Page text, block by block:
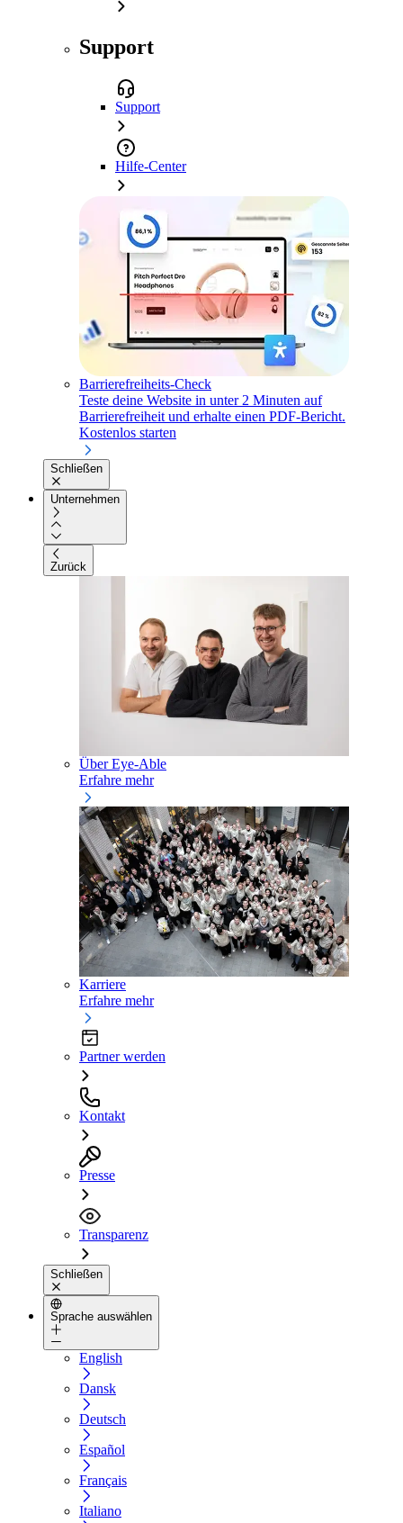
Support
Support
Hilfe-Center
Barrierefreiheits-Check
Teste deine Website in unter 2 Minuten auf
Barrierefreiheit und erhalte einen PDF-Bericht.
Kostenlos starten
Schließen
Unternehmen
Zurück
Über Eye-Able
Erfahre mehr
Karriere
Erfahre mehr
Partner werden
Kontakt
Presse
Transparenz
Schließen
Sprache auswählen
English
Dansk
Deutsch
Español
Français
Italiano